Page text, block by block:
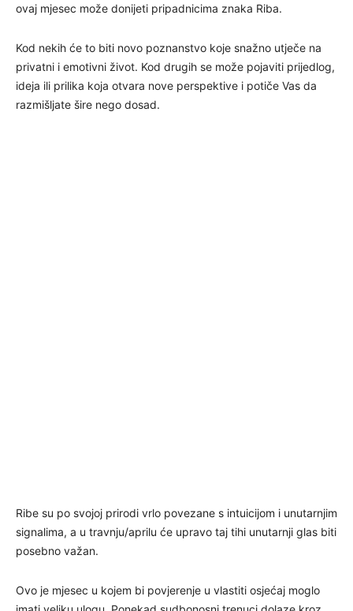
ovaj mjesec može donijeti pripadnicima znaka Riba.
Kod nekih će to biti novo poznanstvo koje snažno utječe na
privatni i emotivni život. Kod drugih se može pojaviti prijedlog,
ideja ili prilika koja otvara nove perspektive i potiče Vas da
razmišljate šire nego dosad.
Ribe su po svojoj prirodi vrlo povezane s intuicijom i unutarnjim
signalima, a u travnju/aprilu će upravo taj tihi unutarnji glas biti
posebno važan.
Ovo je mjesec u kojem bi povjerenje u vlastiti osjećaj moglo